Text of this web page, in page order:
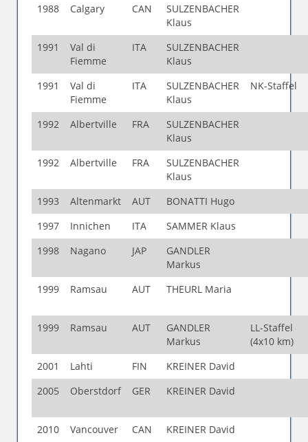
1988
Calgary CAN
SULZENBACHER
Klaus
1991
Val di
Fiemme
ITA
SULZENBACHER
Klaus
1991
Val di
Fiemme
ITA
SULZENBACHER
Klaus
NK-Staffel
1992 Albertville FRA
SULZENBACHER
Klaus
1992
Albertville FRA
SULZENBACHER
Klaus
1993
Altenmarkt AUT
BONATTI Hugo
1997
Innichen ITA
SAMMER Klaus
1998
Nagano JAP
GANDLER
Markus
1999
Ramsau AUT THEURL Maria
1999 Ramsau AUT
GANDLER
Markus
LL-Staffel
(4x10 km)
2001
Lahti FIN
KREINER David
2005
Oberstdorf GER KREINER David
2010 Vancouver CAN KREINER David